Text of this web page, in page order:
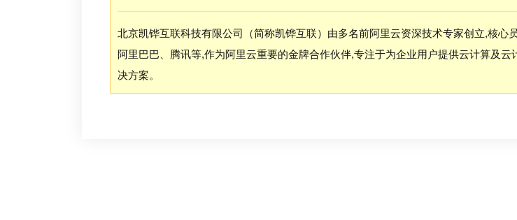
北京凯铧互联科技有限公司（简称凯铧互联）由多名前阿里云资深技术专家创立,核心
阿里巴巴、腾讯等,作为阿里云重要的金牌合作伙伴,专注于为企业用户提供云计算及云
决方案。